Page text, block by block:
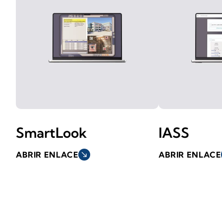
SmartLook
ABRIR ENLACE south_east
IASS
ABRIR ENLACE